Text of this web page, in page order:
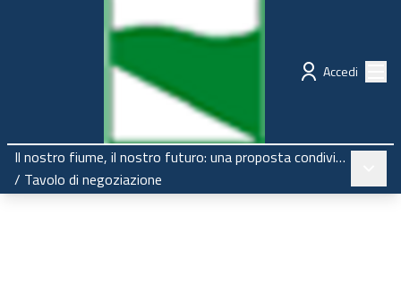
Regione Emilia-Romagna Partecipazione
Accedi
Il nostro fiume, il nostro futuro: una proposta condivisa per il Secchia
/ Tavolo di negoziazione